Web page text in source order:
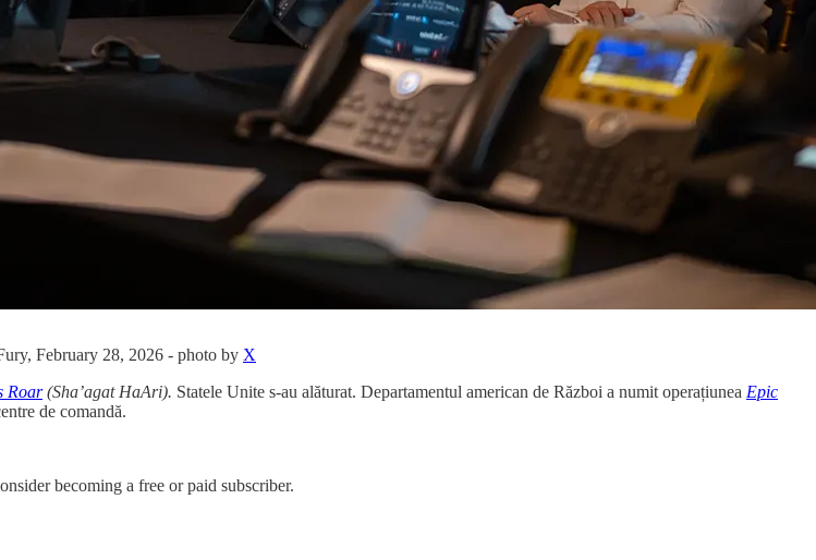
February 28, 2026 - photo by X
Roar(Sha’agat HaAri). Statele Unite s-au alăturat. Departamentul american de Război a numit operațiunea Epic
de comandă.
becoming a free or paid subscriber.